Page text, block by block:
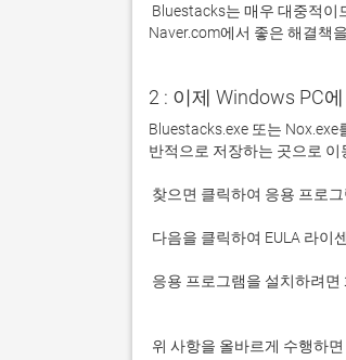
Naver.com에서 좋은 해결책
2 : 이제 Windows PC
Bluestacks.exe 또는
위 사항을 올바르게 수행하